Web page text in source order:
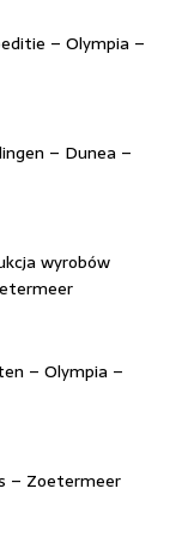
– Olympia –
– Dunea –
wyrobów
– Olympia –
– Zoetermeer